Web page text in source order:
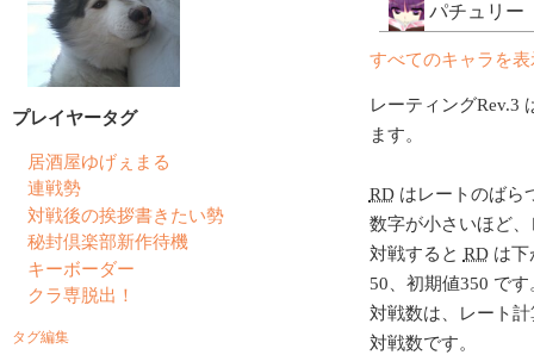
パチュリー
すべてのキャラを表
レーティングRev.3
ます。
RDはレートのばら
数字が小さいほど
対戦すると RDは下
50、初期値350 です
対戦数は、レート
対戦数です。
プレイヤータグ
居酒屋ゆげぇまる
連戦勢
対戦後の挨拶書きたい勢
秘封倶楽部新作待機
キーボーダー
クラ専脱出！
タグ編集